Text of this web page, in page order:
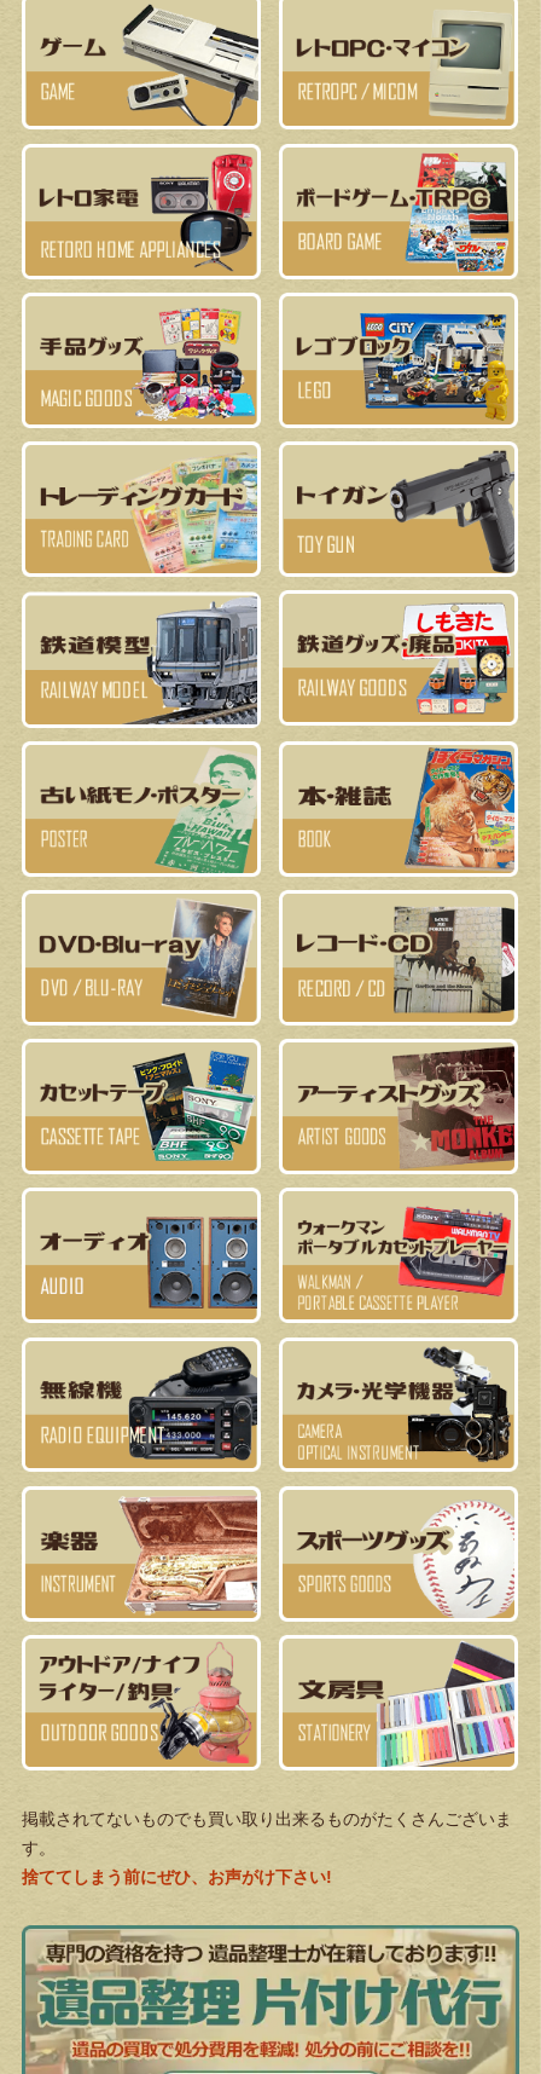
掲載されてないものでも買い取り出来るものがたくさんございま
す。
捨ててしまう前にぜひ、お声がけ下さい!